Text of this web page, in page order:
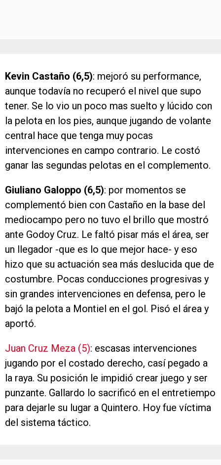
Kevin Castaño (6,5): mejoró su performance,
aunque todavía no recuperó el nivel que supo
tener. Se lo vio un poco mas suelto y lúcido con
la pelota en los pies, aunque jugando de volante
central hace que tenga muy pocas
intervenciones en campo contrario. Le costó
ganar las segundas pelotas en el complemento.
Giuliano Galoppo (6,5): por momentos se
complementó bien con Castaño en la base del
mediocampo pero no tuvo el brillo que mostró
ante Godoy Cruz. Le faltó pisar más el área, ser
un llegador -que es lo que mejor hace- y eso
hizo que su actuación sea más deslucida que de
costumbre. Pocas conducciones progresivas y
sin grandes intervenciones en defensa, pero le
bajó la pelota a Montiel en el gol. Pisó el área y
aportó.
Juan Cruz Meza (5): escasas intervenciones
jugando por el costado derecho, casí pegado a
la raya. Su posición le impidió crear juego y ser
punzante. Gallardo lo sacrificó en el entretiempo
para dejarle su lugar a Quintero. Hoy fue víctima
del sistema táctico.